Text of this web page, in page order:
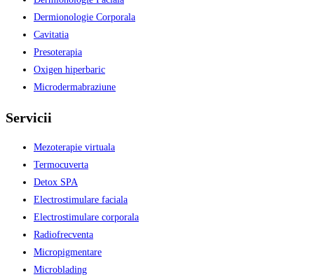
Dermionologie Corporala
Cavitatia
Presoterapia
Oxigen hiperbaric
Microdermabraziune
Servicii
Mezoterapie virtuala
Termocuverta
Detox SPA
Electrostimulare faciala
Electrostimulare corporala
Radiofrecventa
Micropigmentare
Microblading